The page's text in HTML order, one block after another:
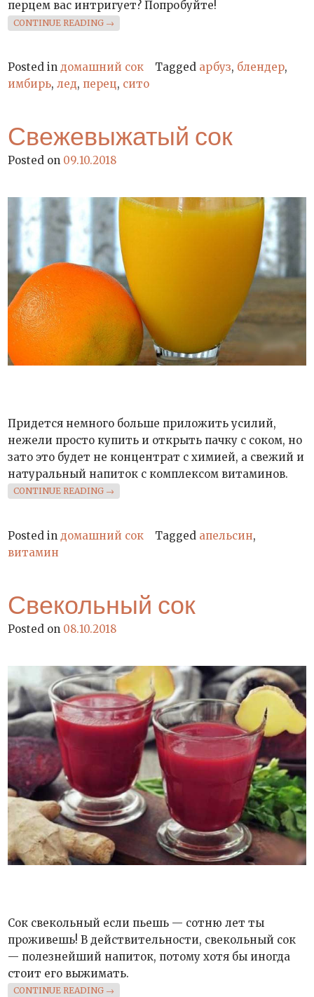
перцем вас интригует? Попробуйте!
CONTINUE READING «ПИКАНТНЫЙ АРБУЗНЫЙ СОК»
→
Posted inдомашний сок Tagged арбуз, блендер,
имбирь,лед, перец, сито
Свежевыжатый сок
Posted on 09.10.2018
Придется немного больше приложить усилий,
нежели просто купить и открыть пачку с соком, но
зато это будет не концентрат с химией, а свежий и
натуральный напиток с комплексом витаминов.
CONTINUE READING «СВЕЖЕВЫЖАТЫЙ СОК»
→
Posted in домашний сок Tagged апельсин,
витамин
Свекольный сок
Posted on 08.10.2018
Сок свекольный если пьешь — сотню лет ты
проживешь! В действительности, свекольный сок
— полезнейший напиток, потому хотя бы иногда
стоит его выжимать.
CONTINUE READING «СВЕКОЛЬНЫЙ СОК»
→